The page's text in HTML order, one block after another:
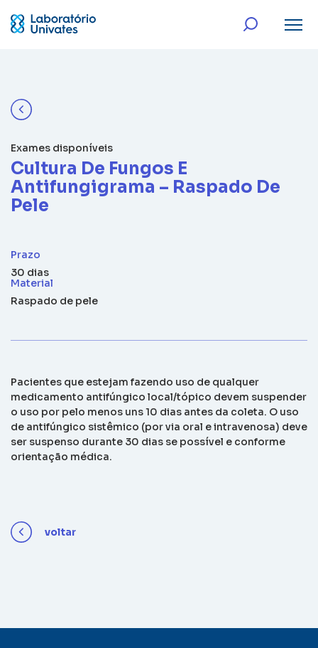
Exames disponíveis
Cultura De Fungos E
Antifungigrama – Raspado De
Pele
Prazo
30 dias
Material
Raspado de pele
Pacientes que estejam fazendo uso de qualquer
medicamento antifúngico local/tópico devem suspender
o uso por pelo menos uns 10 dias antes da coleta. O uso
de antifúngico sistêmico (por via oral e intravenosa) deve
ser suspenso durante 30 dias se possível e conforme
orientação médica.
voltar